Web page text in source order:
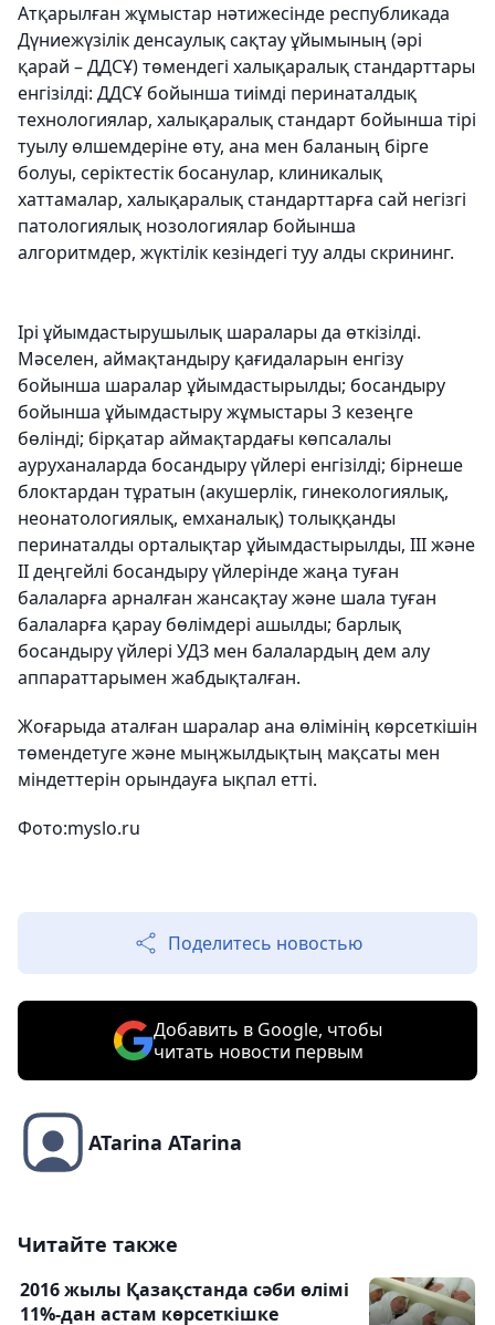
Атқарылған жұмыстар нәтижесінде республикада
Дүниежүзілік денсаулық сақтау ұйымының (әрі
қарай – ДДСҰ) төмендегі халықаралық стандарттары
енгізілді: ДДСҰ бойынша тиімді перинаталдық
технологиялар, халықаралық стандарт бойынша тірі
туылу өлшемдеріне өту, ана мен баланың бірге
болуы, серіктестік босанулар, клиникалық
хаттамалар, халықаралық стандарттарға сай негізгі
патологиялық нозологиялар бойынша
алгоритмдер, жүктілік кезіндегі туу алды скрининг.
Ірі ұйымдастырушылық шаралары да өткізілді.
Мәселен, аймақтандыру қағидаларын енгізу
бойынша шаралар ұйымдастырылды; босандыру
бойынша ұйымдастыру жұмыстары 3 кезеңге
бөлінді; бірқатар аймақтардағы көпсалалы
ауруханаларда босандыру үйлері енгізілді; бірнеше
блоктардан тұратын (акушерлік, гинекологиялық,
неонатологиялық, емханалық) толыққанды
перинаталды орталықтар ұйымдастырылды, III және
II деңгейлі босандыру үйлерінде жаңа туған
балаларға арналған жансақтау және шала туған
балаларға қарау бөлімдері ашылды; барлық
босандыру үйлері УДЗ мен балалардың дем алу
аппараттарымен жабдықталған.
Жоғарыда аталған шаралар ана өлімінің көрсеткішін
төмендетуге және мыңжылдықтың мақсаты мен
міндеттерін орындауға ықпал етті.
Фото:myslo.ru
Поделитесь новостью
Добавить в Google, чтобы
читать новости первым
ATarina ATarina
Читайте также
2016 жылы Қазақстанда сәби өлімі
11%-дан астам көрсеткішке